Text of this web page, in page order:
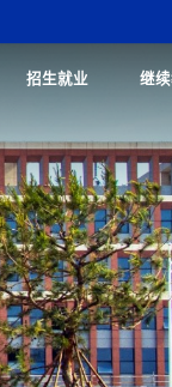
招生就业 继